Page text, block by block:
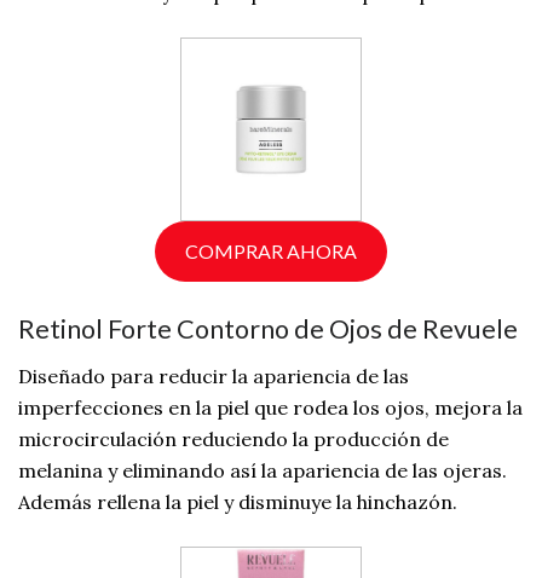
COMPRAR AHORA
Retinol Forte Contorno de Ojos de Revuele
Diseñado para reducir la apariencia de las
imperfecciones en la piel que rodea los ojos, mejora la
microcirculación reduciendo la producción de
melanina y eliminando así la apariencia de las ojeras.
Además rellena la piel y disminuye la hinchazón.